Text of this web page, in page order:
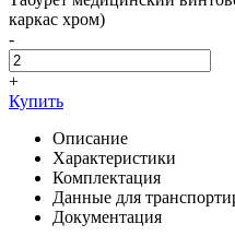
каркас хром)
-
+
Купить
Описание
Характеристики
Комплектация
Данные для
Документация